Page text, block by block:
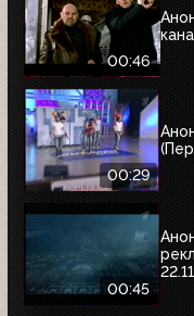
00:46
00:29
00:45